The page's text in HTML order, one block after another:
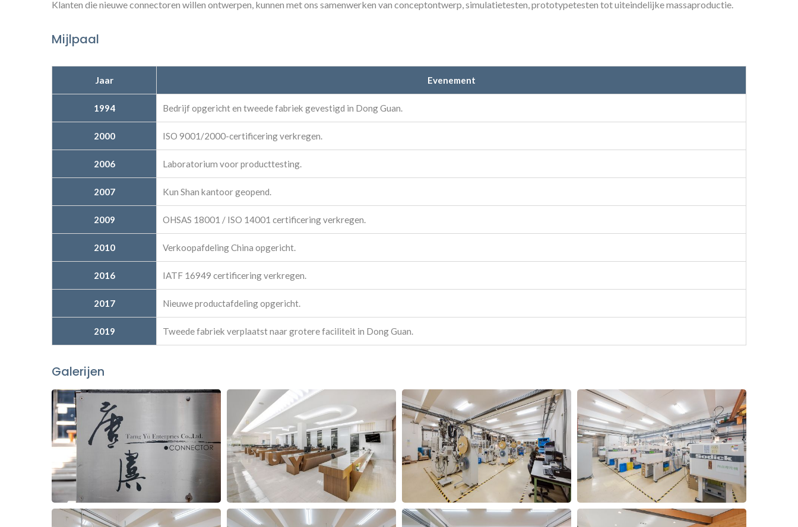
Klanten die nieuwe connectoren willen ontwerpen, kunnen met ons samenwerken van conceptontwerp, simulatietesten, prototypetesten tot uiteindelijke massaproductie.
Mijlpaal
Jaar Evenement
1994 Bedrijf opgericht en tweede fabriek gevestigd in Dong Guan.
2000 ISO 9001/2000-certificering verkregen.
2006 Laboratorium voor producttesting.
2007 Kun Shan kantoor geopend.
2009 OHSAS 18001 / ISO 14001 certificering verkregen.
2010 Verkoopafdeling China opgericht.
2016 IATF 16949 certificering verkregen.
2017 Nieuwe productafdeling opgericht.
2019 Tweede fabriek verplaatst naar grotere faciliteit in Dong Guan.
Galerijen